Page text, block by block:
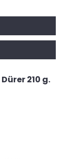
210 g.